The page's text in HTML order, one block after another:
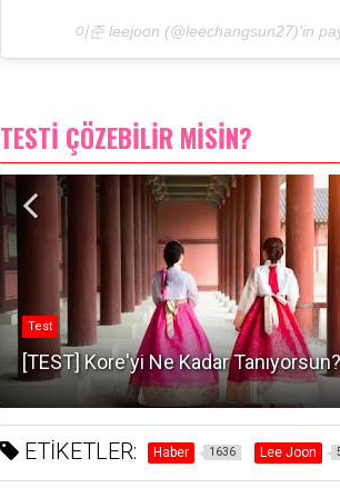
이준 leejoon (@leechangsun27)'in
TESTİ ÇÖZEBİLİR MİSİN?
Test
[TEST] Kore'yi Ne Kadar Tanıyorsun?
ETİKETLER: Haber 1636 Lee Joon